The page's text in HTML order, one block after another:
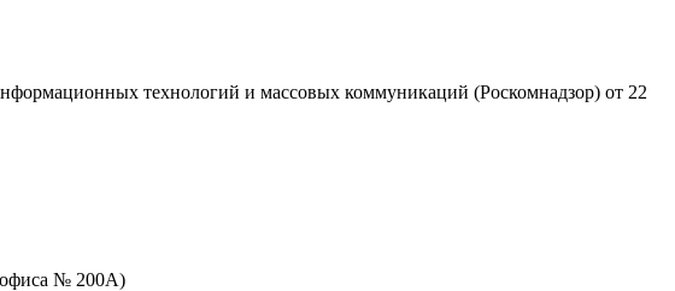
технологий и массовых коммуникаций (Роскомнадзор) от 22
офиса № 200А)